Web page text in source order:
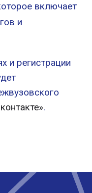
включает
и
и регистрации
.